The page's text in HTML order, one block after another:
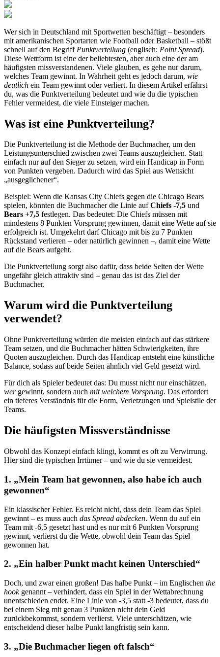
Wer sich in Deutschland mit Sportwetten beschäftigt – besonders
mit amerikanischen Sportarten wie Football oder Basketball – stößt
schnell auf den Begriff Punktverteilung (englisch: Point Spread).
Diese Wettform ist eine der beliebtesten, aber auch eine der am
häufigsten missverstandenen. Viele glauben, es gehe nur darum,
welches Team gewinnt. In Wahrheit geht es jedoch darum, wie
deutlich ein Team gewinnt oder verliert. In diesem Artikel erfährst
du, was die Punktverteilung bedeutet und wie du die typischen
Fehler vermeidest, die viele Einsteiger machen.
Was ist eine Punktverteilung?
Die Punktverteilung ist die Methode der Buchmacher, um den
Leistungsunterschied zwischen zwei Teams auszugleichen. Statt
einfach nur auf den Sieger zu setzen, wird ein Handicap in Form
von Punkten vergeben. Dadurch wird das Spiel aus Wettsicht
„ausgeglichener“.
Beispiel: Wenn die Kansas City Chiefs gegen die Chicago Bears
spielen, könnten die Buchmacher die Linie aufChiefs -7,5 und
Bears +7,5 festlegen. Das bedeutet: Die Chiefs müssen mit
mindestens 8 Punkten Vorsprung gewinnen, damit eine Wette auf sie
erfolgreich ist. Umgekehrt darf Chicago mit bis zu 7 Punkten
Rückstand verlieren – oder natürlich gewinnen –, damit eine Wette
auf die Bears aufgeht.
Die Punktverteilung sorgt also dafür, dass beide Seiten der Wette
ungefähr gleich attraktiv sind – genau das ist das Ziel der
Buchmacher.
Warum wird die Punktverteilung
verwendet?
Ohne Punktverteilung würden die meisten einfach auf das stärkere
Team setzen, und die Buchmacher hätten Schwierigkeiten, ihre
Quoten auszugleichen. Durch das Handicap entsteht eine künstliche
Balance, sodass auf beide Seiten ähnlich viel Geld gesetzt wird.
Für dich als Spieler bedeutet das: Du musst nicht nur einschätzen,
wergewinnt, sondern auch mit welchem Vorsprung. Das erfordert
ein tieferes Verständnis für die Form, Verletzungen und Spielstile der
Teams.
Die häufigsten Missverständnisse
Obwohl das Konzept einfach klingt, kommt es oft zu Verwirrung.
Hier sind die typischen Irrtümer – und wie du sie vermeidest.
1. „Mein Team hat gewonnen, also habe ich auch
gewonnen“
Ein klassischer Fehler. Es reicht nicht, dass dein Team das Spiel
gewinnt – es muss auch das Spread abdecken. Wenn du auf ein
Team mit -6,5 gesetzt hast und es nur mit 6 Punkten Vorsprung
gewinnt, verlierst du die Wette, obwohl dein Team das Spiel
gewonnen hat.
2. „Ein halber Punkt macht keinen Unterschied“
Doch, und zwar einen großen! Das halbe Punkt – im Englischen the
hookgenannt – verhindert, dass ein Spiel in der Wettabrechnung
unentschieden endet. Eine Linie von -3,5 statt -3 bedeutet, dass du
bei einem Sieg mit genau 3 Punkten nicht dein Geld
zurückbekommst, sondern verlierst. Viele unterschätzen, wie
entscheidend dieser halbe Punkt langfristig sein kann.
3. „Die Buchmacher liegen oft falsch“